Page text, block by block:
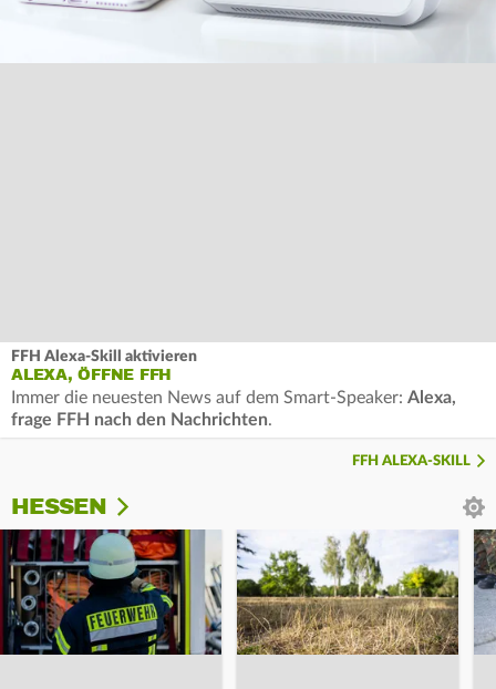
FFH Alexa-Skill aktivieren
ALEXA, ÖFFNE FFH
Immer die neuesten News auf dem Smart-Speaker: Alexa,
frage FFH nach den Nachrichten.
FFH ALEXA-SKILL
HESSEN